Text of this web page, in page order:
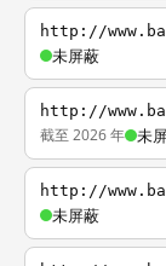
http://
未屏蔽
http://
截至 2026 年 未
http://
未屏蔽